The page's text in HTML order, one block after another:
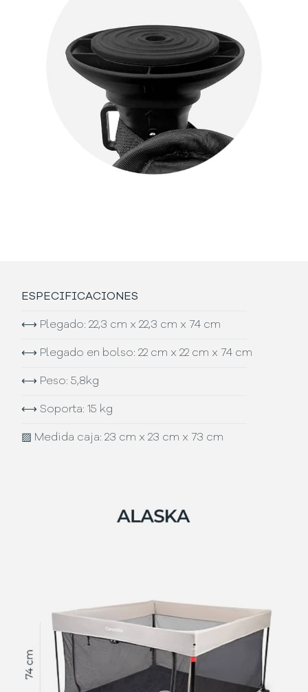
ESPECIFICACIONES
⟷ Plegado: 22,3 cm x 22,3 cm x 74 cm
⟷ Plegado en bolso: 22 cm x 22 cm x 74 cm
⟷ Peso: 5,8kg
⟷ Soporta: 15 kg
▨ Medida caja: 23 cm x 23 cm x 73 cm